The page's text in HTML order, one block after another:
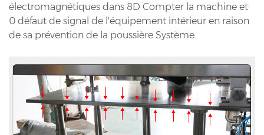
électromagnétiques dans 8D Compter la machine et
0 défaut de signal de l'équipement intérieur en raison
de sa prévention de la poussière Système.